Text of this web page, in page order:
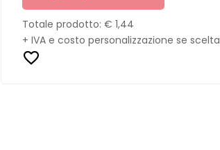
Totale prodotto: € 1,44
+ IVA e costo personalizzazione se scelta